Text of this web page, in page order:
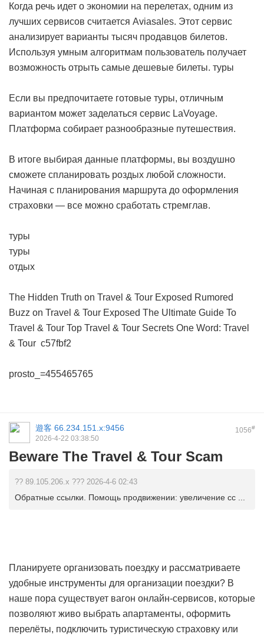
Когда речь идет о экономии на перелетах, одним из
лучших сервисов считается Aviasales. Этот сервис
анализирует варианты тысяч продавцов билетов.
Используя умным алгоритмам пользователь получает
возможность отрыть самые дешевые билеты. туры
Если вы предпочитаете готовые туры, отличным
вариантом может заделаться сервис LaVoyage.
Платформа собирает разнообразные путешествия.
В итоге выбирая данные платформы, вы воздушно
сможете спланировать роздых любой сложности.
Начиная с планирования маршрута до оформления
страховки — все можно сработать стремглав.
туры
туры
отдых
The Hidden Truth on Travel & Tour Exposed Rumored
Buzz on Travel & Tour Exposed The Ultimate Guide To
Travel & Tour Top Travel & Tour Secrets One Word: Travel
& Tour c57fbf2
prosto_=455465765
1056#
遊客 66.234.151.x:9456
2026-4-22 03:38:50
Beware The Travel & Tour Scam
?? 89.105.206.x ??? 2026-4-6 02:43
Обратные ссылки. Помощь продвижении: увеличение сс ...
Планируете организовать поездку и рассматриваете
удобные инструменты для организации поездки? В
наше пора существует вагон онлайн-сервисов, которые
позволяют живо выбрать апартаменты, оформить
перелёты, подключить туристическую страховку или